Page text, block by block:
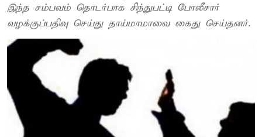
இந்த சம்பவம் தொடர்பாக சிந்துபட்டி போலீசார்
வழக்குப்பதிவு செய்து தாய்மாமாவை கைது செய்தனர்.